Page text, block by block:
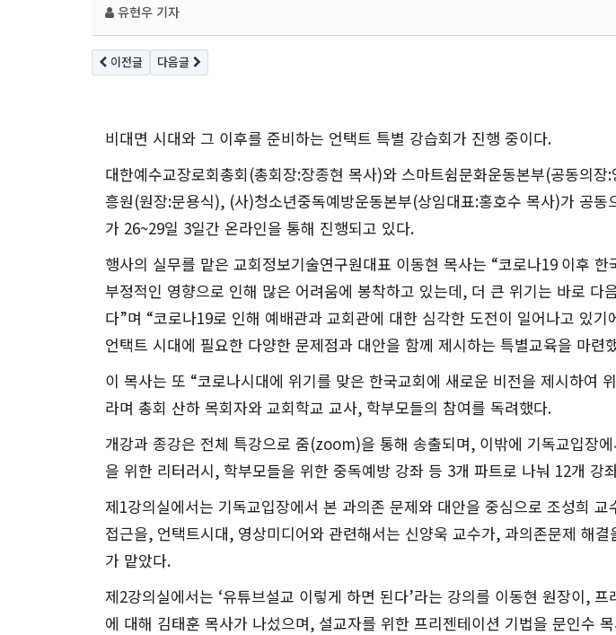
유현우 기자
이전글 다음글
비대면 시대와 그 이후를 준비하는 언택트 특별 강습회가 진행 중이다.
대한예수교장로회총회 (총회장:장종현 목사)와 스마트쉼문화운동본부(공동의장:
흥원(원장:문용식), (사)청소년중독예방운동본부(상임대표:홍호수 목사)가 공동
가 26~29일 3일간 온라인을 통해 진행되고 있다.
행사의 실무를 맡은 교회정보기술연구원대표 이동현 목사는 “코로나19 이후 한
부정적인 영향으로 인해 많은 어려움에 봉착하고 있는데, 더 큰 위기는 바로 다
다”며 “코로나19로 인해 예배관과 교회관에 대한 심각한 도전이 일어나고 있
언택트 시대에 필요한 다양한 문제점과 대안을 함께 제시하는 특별교육을 마련
이 목사는 또 “코로나시대에 위기를 맞은 한국교회에 새로운 비전을 제시하여
라며 총회 산하 목회자와 교회학교 교사, 학부모들의 참여를 독려했다.
개강과 종강은 전체 특강으로 줌(zoom)을 통해 송출되며, 이밖에 기독교입장
을 위한 리터러시, 학부모들을 위한 중독예방 강좌 등 3개 파트로 나눠 12개 강
제1강의실에서는 기독교입장에서 본 과의존 문제와 대안을 중심으로 조성희
접근을, 언택트시대, 영상미디어와 관련해서는 신양욱 교수가, 과의존문제 해
가 맡았다.
제2강의실에서는 ‘유튜브설교 이렇게 하면 된다’라는 강의를 이동현 원장이, 프
에 대해 김태훈 목사가 나섰으며, 설교자를 위한 프리젠테이션 기법을 문인수